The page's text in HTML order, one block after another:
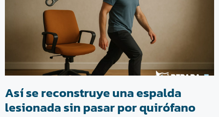
Así se reconstruye una espalda
lesionada sin pasar por quirófano